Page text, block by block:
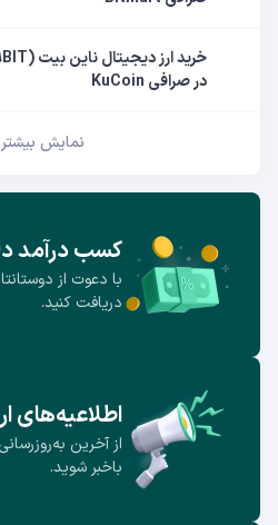
در صرافی KuCoin
نمایش بیشتر
کسب درآمد
با دعوت از
دریافت کنید.
اطلاعیه‌های
از آخرین
باخبر شوید.